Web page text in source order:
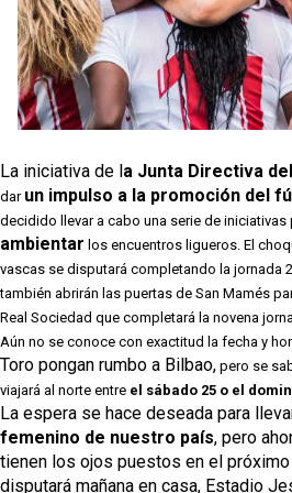
Miguel Sierra: La temporada
reflejado que podemos tirar
trabajamos con ilusión
Diomande ya es madridista
mercado
El Sevilla FC trabaja en la
Ilenikhena
La iniciativa de la Junta Directiva
dar un impulso a la promoción del
decidido llevar a cabo una serie de iniciativas
ambientar los encuentros ligueros. El
vascas se disputará completando la jornada
también abrirán las puertas de San Mamés
Real Sociedad que completará la novena
Aún no se conoce con exactitud la fecha y
Toro pongan rumbo a Bilbao, pero se
viajará al norte entre el sábado 25 o el
La espera se hace deseada para
femenino de nuestro país, pero
tienen los ojos puestos en el
disputará mañana en casa, Estadio